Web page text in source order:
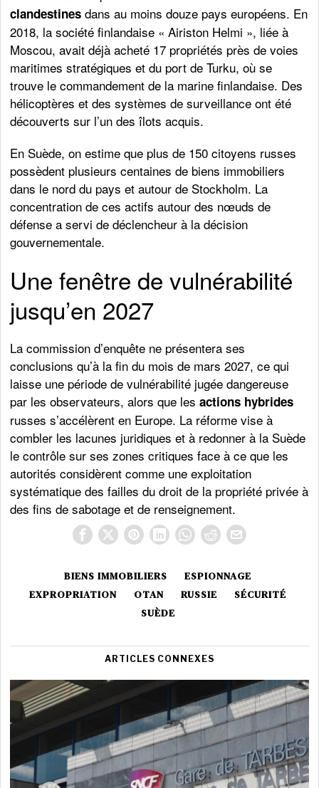
clandestines dans au moins douze pays européens. En
2018, la société finlandaise « Airiston Helmi », liée à
Moscou, avait déjà acheté 17 propriétés près de voies
maritimes stratégiques et du port de Turku, où se
trouve le commandement de la marine finlandaise. Des
hélicoptères et des systèmes de surveillance ont été
découverts sur l’un des îlots acquis.
En Suède, on estime que plus de 150 citoyens russes
possèdent plusieurs centaines de biens immobiliers
dans le nord du pays et autour de Stockholm. La
concentration de ces actifs autour des nœuds de
défense a servi de déclencheur à la décision
gouvernementale.
Une fenêtre de vulnérabilité
jusqu’en 2027
La commission d’enquête ne présentera ses
conclusions qu’à la fin du mois de mars 2027, ce qui
laisse une période de vulnérabilité jugée dangereuse
par les observateurs, alors que lesactions hybrides
russes s’accélèrent en Europe. La réforme vise à
combler les lacunes juridiques et à redonner à la Suède
le contrôle sur ses zones critiques face à ce que les
autorités considèrent comme une exploitation
systématique des failles du droit de la propriété privée à
des fins de sabotage et de renseignement.
BIENS IMMOBILIERS
ESPIONNAGE
EXPROPRIATION
OTAN RUSSIE
SÉCURITÉ
SUÈDE
ARTICLES CONNEXES